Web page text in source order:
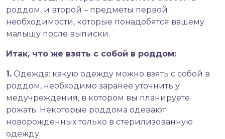
роддом, и второй – предметы первой
необходимости, которые понадобятся вашему
малышу после выписки.
Итак, что же взять с собой в роддом:
1. Одежда: какую одежду можно взять с собой в
роддом, необходимо заранее уточнить у
медучреждения, в котором вы планируете
рожать. Некоторые роддома одевают
новорожденных только в стерилизованную
одежду.